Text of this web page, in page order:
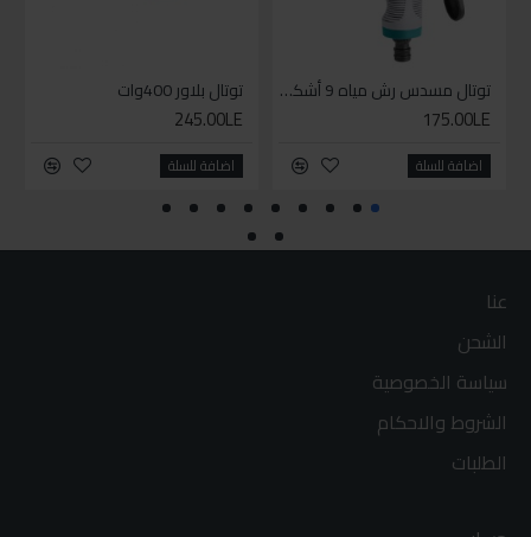
توتال مسدس رش مياه 9 أشكال
175.00LE
اضافة للسلة
توتال بلاور 400وات
245.00LE
اضافة للسلة
عنا
الشحن
سياسة الخصوصية
الشروط والاحكام
الطلبات